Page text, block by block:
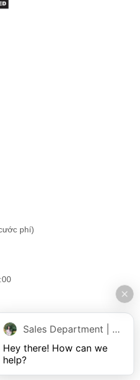
phí)
Việt Nam
Sales Department | Chat online
Hey there! How can we
help?